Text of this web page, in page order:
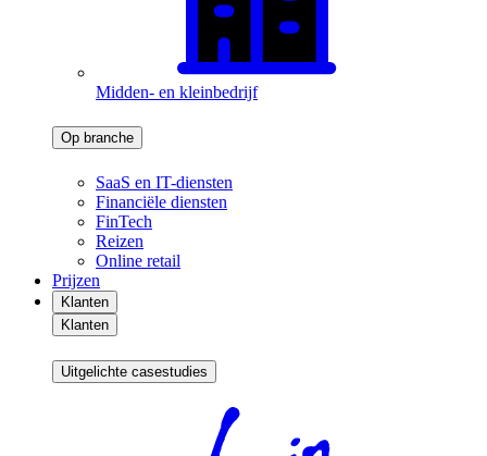
Midden- en kleinbedrijf
Op branche
SaaS en IT-diensten
Financiële diensten
FinTech
Reizen
Online retail
Prijzen
Klanten
Klanten
Uitgelichte casestudies